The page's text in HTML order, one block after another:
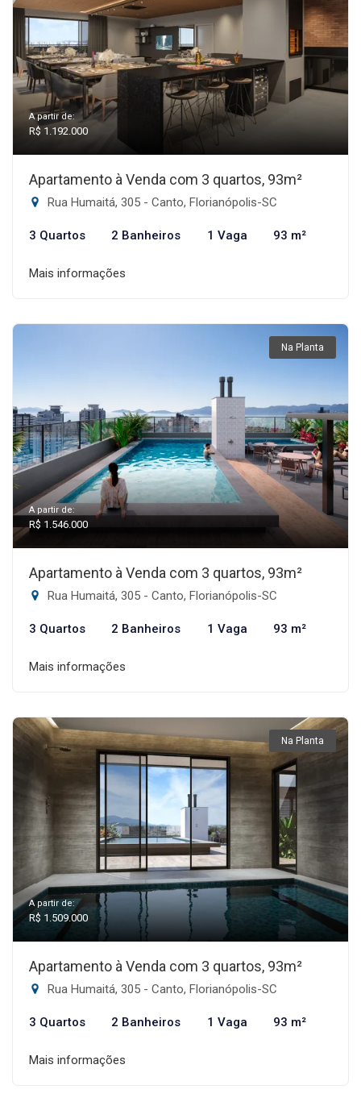
A partir de:
R$ 1.192.000
Apartamento à Venda com 3 quartos, 93m²
Rua Humaitá, 305 - Canto, Florianópolis-SC
3 Quartos 2 Banheiros 1 Vaga 93 m²
Mais informações
Na Planta
A partir de:
R$ 1.546.000
Apartamento à Venda com 3 quartos, 93m²
Rua Humaitá, 305 - Canto, Florianópolis-SC
3 Quartos 2 Banheiros 1 Vaga 93 m²
Mais informações
Na Planta
A partir de:
R$ 1.509.000
Apartamento à Venda com 3 quartos, 93m²
Rua Humaitá, 305 - Canto, Florianópolis-SC
3 Quartos 2 Banheiros 1 Vaga 93 m²
Mais informações